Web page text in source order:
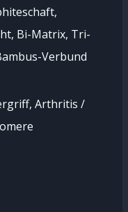
Bi-Matrix, Tri-
Verbund
Arthritis /